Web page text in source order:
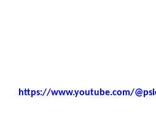
https://www.youtube.com/